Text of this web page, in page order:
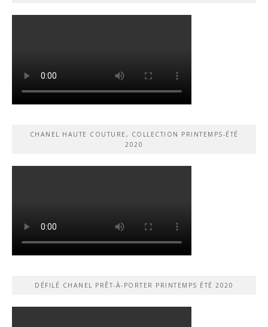
CHANEL HAUTE COUTURE, COLLECTION PRINTEMPS-ÉTÉ
2020
DÉFILÉ CHANEL PRÊT-À-PORTER PRINTEMPS ÉTÉ 2020